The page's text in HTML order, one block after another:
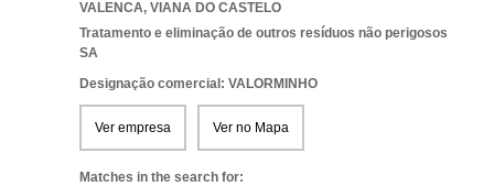
VALENCA, VIANA DO CASTELO
Tratamento e eliminação de outros resíduos não perigosos
SA
Designação comercial: VALORMINHO
Ver empresa Ver no Mapa
Matches in the search for: